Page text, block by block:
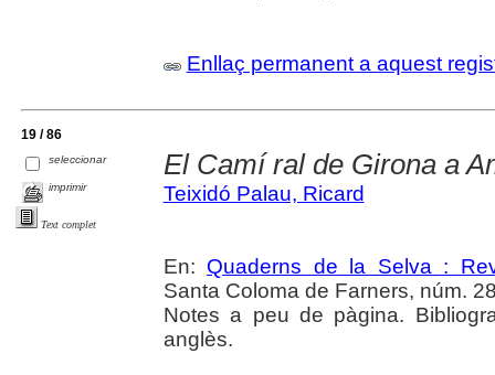
Enllaç permanent a aquest
19 / 86
seleccionar
imprimir
Text complet
El Camí ral de Girona a
Teixidó Palau, Ricard
En: Quaderns de la Selva :
Santa Coloma de Farners, núm.
Notes a peu de pàgina.
anglès.